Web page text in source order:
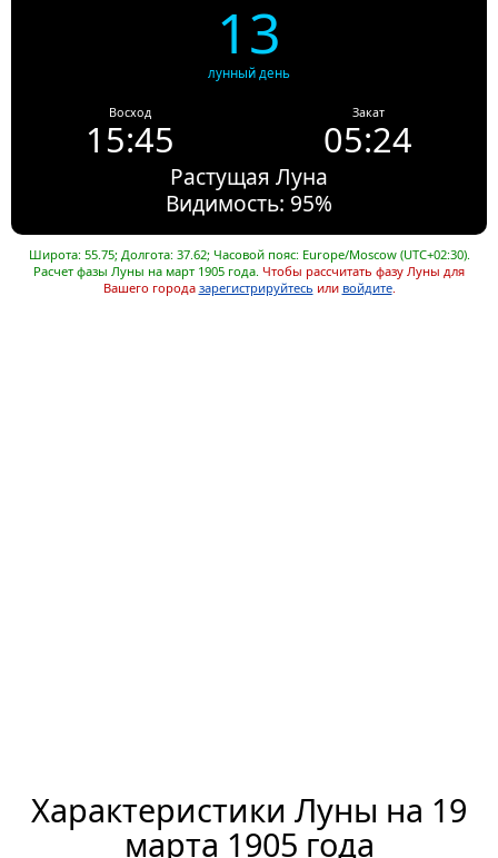
13
лунный день
Восход
15:45
Закат
05:24
Растущая Луна
Видимость: 95%
Широта: 55.75; Долгота: 37.62; Часовой пояс: Europe/Moscow (UTC+02:30).
Расчет фазы Луны на март 1905 года. Чтобы рассчитать фазу Луны для
Вашего города зарегистрируйтесь или войдите.
Характеристики Луны на 19
марта 1905 года